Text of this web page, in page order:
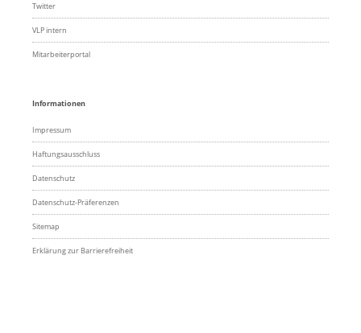
Twitter
VLP intern
Mitarbeiterportal
Informationen
Impressum
Haftungsausschluss
Datenschutz
Datenschutz-Präferenzen
Sitemap
Erklärung zur Barrierefreiheit